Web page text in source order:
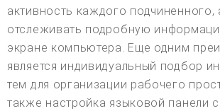
активность каждого подчиненного,
отслеживать подробную
экране компьютера. Еще одним
является индивидуальный подбор
тем для организации рабочего
также настройка языковой панели с